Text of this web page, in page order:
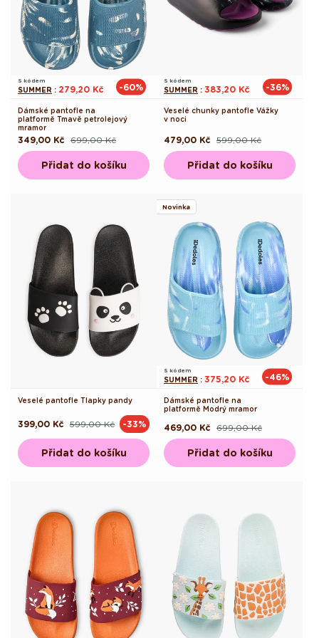
S kódem
SUMMER : 279,20 Kč -60%
Dámské pantofle na
platformě Tmavě petrolejový
mramor
Běžná
cena
699,00 Kč
Výprodejová
cena
349,00 Kč
Přidat do košíku
S kódem
SUMMER : 383,20 Kč -36%
Veselé chunky pantofle Vážky
v noci
Běžná
cena
599,00 Kč
Výprodejová
cena
479,00 Kč
Přidat do košíku
Veselé pantofle Tlapky pandy
Běžná
599,00 Kč
Výprodejová
399,00 Kč -33%
Přidat do košíku
Novinka
S kódem
SUMMER : 375,20 Kč -46%
Dámské pantofle na
platformě Modrý mramor
Běžná
cena
699,00 Kč
Výprodejová
cena
469,00 Kč
Přidat do košíku